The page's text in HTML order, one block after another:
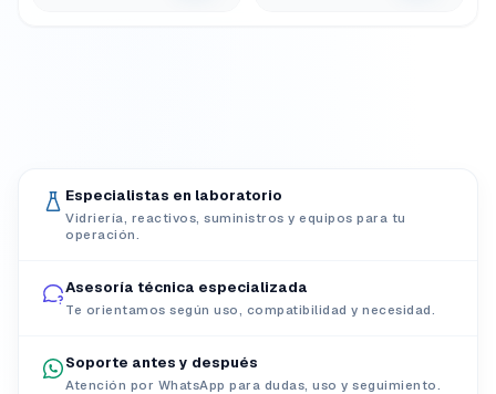
Especialistas en laboratorio
Vidriería, reactivos, suministros y equipos para tu
operación.
Asesoría técnica especializada
Te orientamos según uso, compatibilidad y necesidad.
Soporte antes y después
Atención por WhatsApp para dudas, uso y seguimiento.